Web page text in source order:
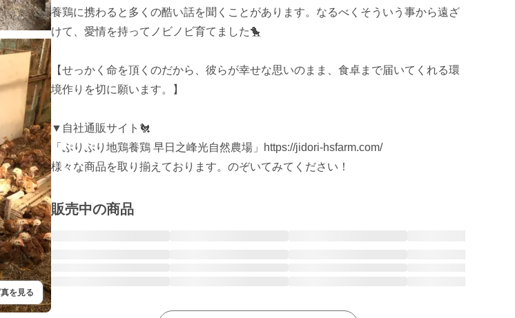
を見る
養鶏に携わると多くの酷い話を聞くことがあります。なるべくそういう事から遠ざ
けて、愛情を持ってノビノビ育てました🐤
【せっかく命を頂くのだから、彼らが幸せな思いのまま、食卓まで届いてくれる環
境作りを切に願います。】
▼自社通販サイト🐔
「ぷりぷり地鶏養鶏 早日之峰光自然農場」https://jidori-hsfarm.com/
様々な商品を取り揃えております。のぞいてみてください！
販売中の商品